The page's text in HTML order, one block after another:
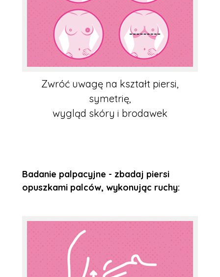
Zwróć uwagę na kształt piersi,
symetrię,
wygląd skóry i brodawek
Badanie palpacyjne - zbadaj piersi
opuszkami palców, wykonując ruchy: